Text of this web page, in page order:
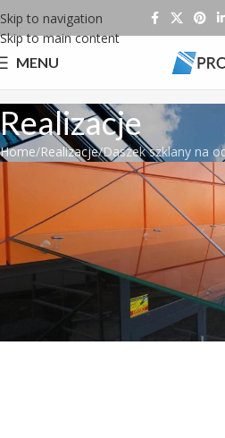
Skip to navigation
Skip to main content
MENU
Realizacje
Home Realizacje Daszek szklany na